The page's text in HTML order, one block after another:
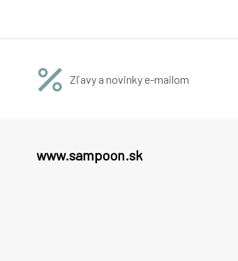
Zľavy a novinky e-mailom
www.sampoon.sk